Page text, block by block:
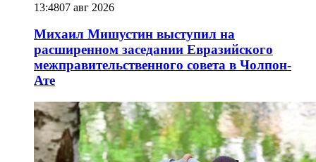
13:4807 авг 2026
Михаил Мишустин выступил на
расширенном заседании Евразийского
межправительственного совета в Чолпон-
Ате